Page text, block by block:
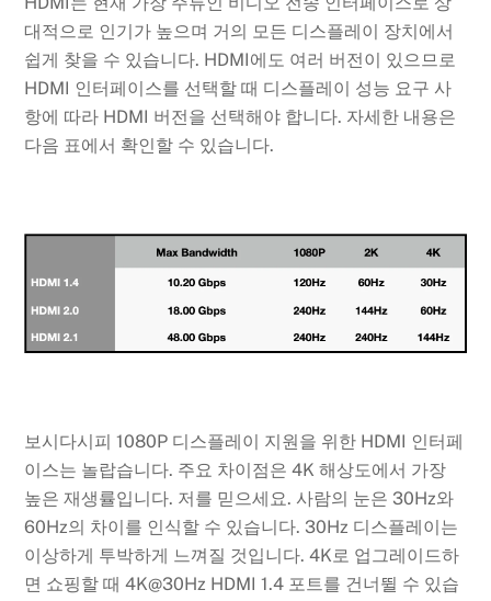
대적으로 인기가 높으며 거의 ​​모든 디스플레이 장치에서
쉽게 찾을 수 있습니다. HDMI에도 여러 버전이 있으므로
HDMI 인터페이스를 선택할 때 디스플레이 성능 요구 사
항에 따라 HDMI 버전을 선택해야 합니다. 자세한 내용은
다음 표에서 확인할 수 있습니다.
보시다시피 1080P 디스플레이 지원을 위한 HDMI 인터페
이스는 놀랍습니다. 주요 차이점은 4K 해상도에서 가장
높은 재생률입니다. 저를 믿으세요. 사람의 눈은 30Hz와
60Hz의 차이를 인식할 수 있습니다. 30Hz 디스플레이는
이상하게 투박하게 느껴질 것입니다. 4K로 업그레이드하
면 쇼핑할 때 4K@30Hz HDMI 1.4 포트를 건너뛸 수 있습